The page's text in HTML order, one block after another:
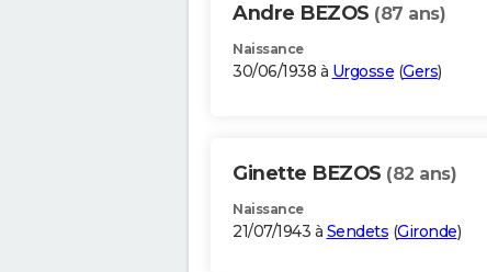
Andre BEZOS (87 ans)
Naissance
30/06/1938 à Urgosse (Gers)
Ginette BEZOS (82 ans)
Naissance
21/07/1943 à Sendets (Gironde)